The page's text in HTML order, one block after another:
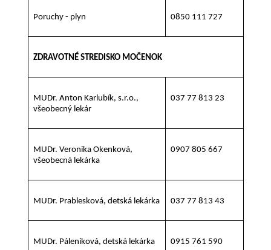
Poruchy - plyn 0850 111 727
ZDRAVOTNÉ STREDISKO MOČENOK
MUDr. Anton Karlubík, s.r.o.,
všeobecný lekár
037 77 813 23
MUDr. Veronika Okenková,
všeobecná lekárka
0907 805 667
MUDr. Prablesková, detská lekárka 037 77 813 43
MUDr. Páleniková, detská lekárka 0915 761 590